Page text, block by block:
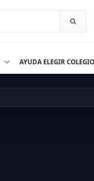
AYUDA ELEGIR